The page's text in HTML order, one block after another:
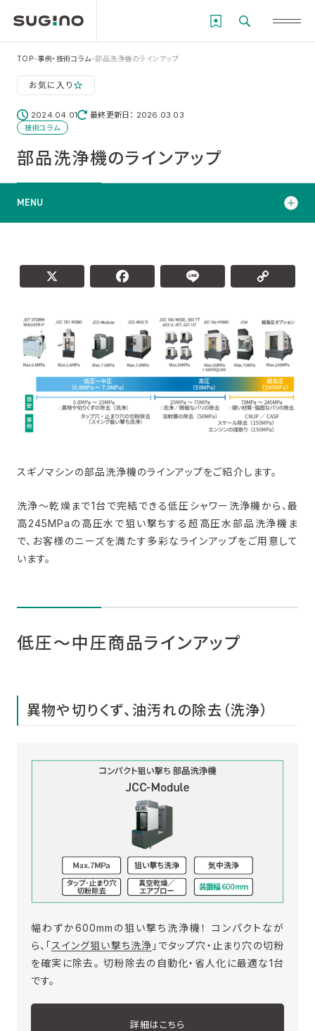
TOP 事例・技術コラム 部品洗浄機のラインアップ
お気に入り
2024.04.01 最終更新日： 2026.03.03
技術コラム
部品洗浄機のラインアップ
MENU
高圧商品ラインアップ
関連コラム
​スギノマシンの部品洗浄機のラインアップをご紹介します。
洗浄～乾燥まで1台で完結できる低圧シャワー洗浄機から、最
高245MPaの高圧水で狙い撃ちする超高圧水部品洗浄機ま
で、お客様のニーズを満たす多彩なラインアップをご用意して
います。
低圧～中圧商品ラインアップ
異物や切りくず、油汚れの除去（洗浄）
幅わずか600mmの狙い撃ち洗浄機！ コンパクトなが
ら、「スイング狙い撃ち洗浄 」でタップ穴・止まり穴の切粉
を確実に除去。 切粉除去の自動化・省人化に最適な1台
です。
詳細はこちら